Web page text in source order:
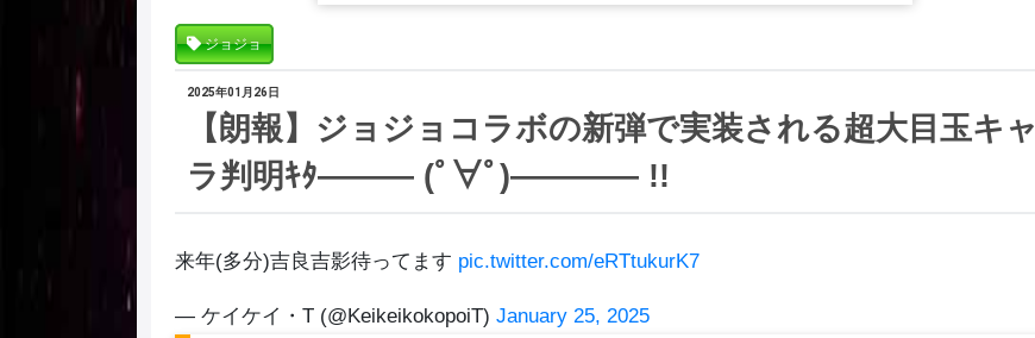
ジョジョ
2025年01月26日
【朗報】ジョジョコラボの新弾で実装される超大目玉キャ
ラ判明ｷﾀ――― (ﾟ∀ﾟ)―――― !!
来年(多分)吉良吉影待ってます pic.twitter.com/eRTtukurK7
— ケイケイ・T (@KeikeikokopoiT) January 25, 2025